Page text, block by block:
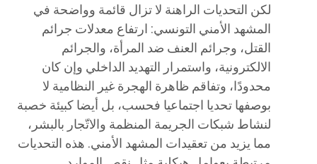
لكن التحديات الراهنة لا تزال قائمة وواضحة في
المشهد الأمني التونسي: ارتفاع معدلات جرائم
القتل، وجرائم العنف ضد المرأة، والجرائم
الالكترونية، واستمرار التهديد الداخلي وإن كان
محدودًا، وتفاقم ظاهرة الهجرة غير النظامية لا
بوصفها تحديا اجتماعيا فحسب، بل أيضا كبيئة خصبة
لنشاط شبكات الجريمة المنظمة والاتّجار بالبشر،
مما يزيد من تعقيدات المشهد الأمني. هذه التحديات